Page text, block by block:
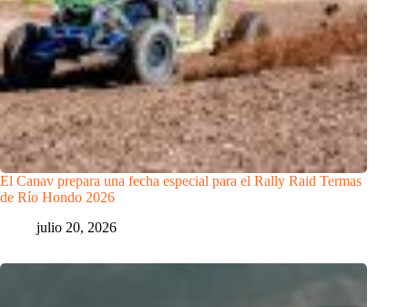
El Canav prepara una fecha especial para el Rally Raid Termas
de Río Hondo 2026
julio 20, 2026